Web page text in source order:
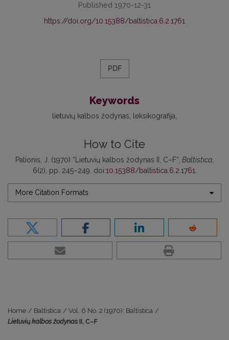
Published 1970-12-31
https://doi.org/10.15388/baltistica.6.2.1761
PDF
Keywords
lietuvių kalbos žodynas leksikografija
How to Cite
Palionis, J. (1970) “Lietuvių kalbos žodynas II, C–F”, Baltistica,
6(2), pp. 245–249. doi:10.15388/baltistica.6.2.1761.
More Citation Formats
Home / Baltistica / Vol. 6 No. 2 (1970): Baltistica /
Lietuvių kalbos žodynas II, C–F